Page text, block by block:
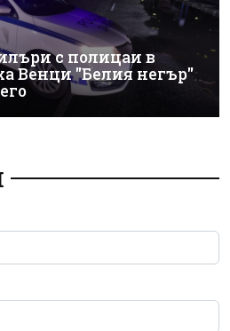
с полицаи в
Венци "Белия негър"